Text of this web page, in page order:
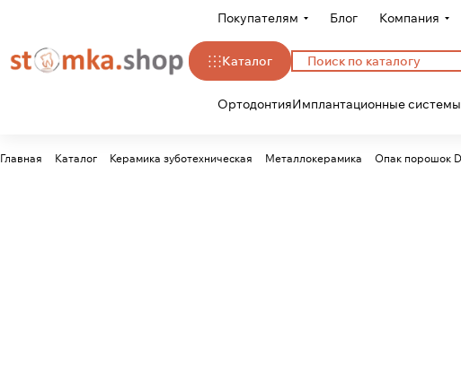
Покупателям Блог Компания
Каталог
ОртодонтияИмплантационные системы
Главная Каталог Керамика зуботехническая Металлокерамика